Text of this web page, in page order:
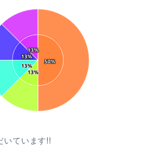
いています!!